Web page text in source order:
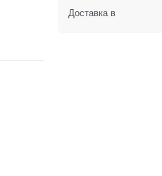
Доставка в